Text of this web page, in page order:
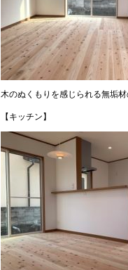
木のぬくもりを感じられる無垢
【キッチン】